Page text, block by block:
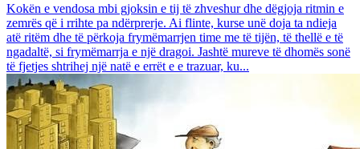
Kokën e vendosa mbi gjoksin e tij të zhveshur dhe dëgjoja ritmin e
zemrës që i rrihte pa ndërprerje. Ai flinte, kurse unë doja ta ndieja
atë ritëm dhe të përkoja frymëmarrjen time me të tijën, të thellë e të
ngadaltë, si frymëmarrja e një dragoi. Jashtë mureve të dhomës sonë
të fjetjes shtrihej një natë e errët e e trazuar, ku...